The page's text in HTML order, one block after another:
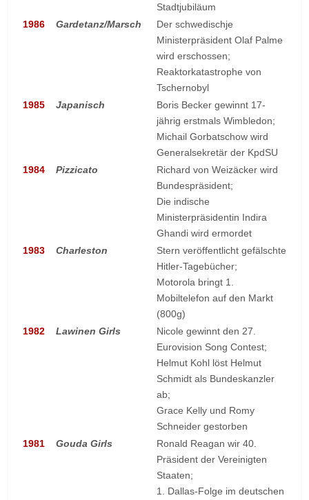
Stadtjubiläum
1986
Gardetanz/Marsch
Der schwedischje
Ministerpräsident Olaf Palme
wird erschossen;
Reaktorkatastrophe von
Tschernobyl
1985
Japanisch
Boris Becker gewinnt 17-
jährig erstmals Wimbledon;
Michail Gorbatschow wird
Generalsekretär der KpdSU
1984
Pizzicato
Richard von Weizäcker wird
Bundespräsident;
Die indische
Ministerpräsidentin Indira
Ghandi wird ermordet
1983
Charleston
Stern veröffentlicht gefälschte
Hitler-Tagebücher;
Motorola bringt 1.
Mobiltelefon auf den Markt
(800g)
1982
Lawinen Girls
Nicole gewinnt den 27.
Eurovision Song Contest;
Helmut Kohl löst Helmut
Schmidt als Bundeskanzler
ab;
Grace Kelly und Romy
Schneider gestorben
1981
Gouda Girls
Ronald Reagan wir 40.
Präsident der Vereinigten
Staaten;
1. Dallas-Folge im deutschen